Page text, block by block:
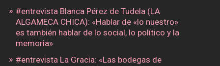
#entrevista Blanca Pérez de Tudela (LA
ALGAMECA CHICA): «Hablar de «lo nuestro»
es también hablar de lo social, lo político y la
memoria»
#entrevista La Gracia: «Las bodegas de